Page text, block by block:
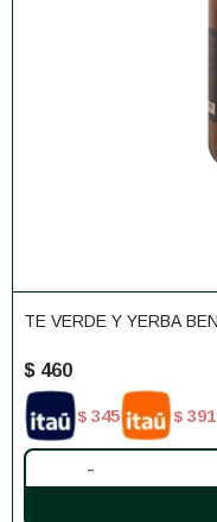
TE VERDE Y YERBA
$ 460
$ 345 $ 391
-